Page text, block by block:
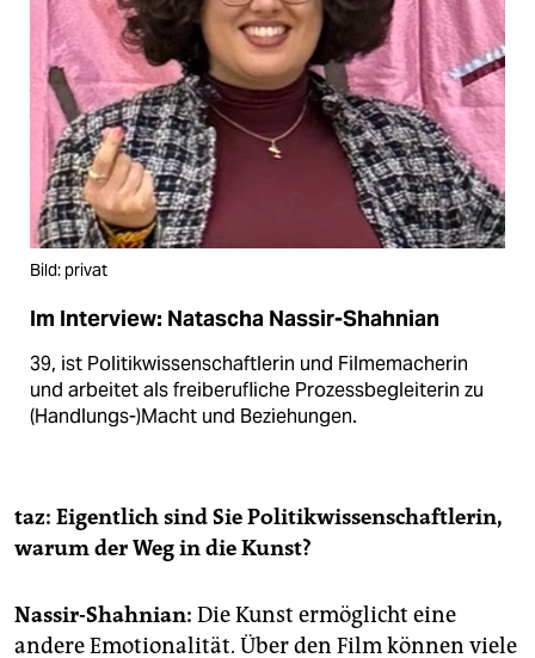
Bild: privat
Im Interview: Natascha Nassir-Shahnian
39, ist Politikwissenschaftlerin und Filmemacherin
und arbeitet als freiberufliche Prozess­begleiterin zu
(Handlungs-)Macht und Beziehungen.
taz: Eigentlich sind Sie Politikwissenschaftlerin,
warum der Weg in die Kunst?
Nassir-Shahnian: Die Kunst ermöglicht eine
andere Emotionalität. Über den Film können viele